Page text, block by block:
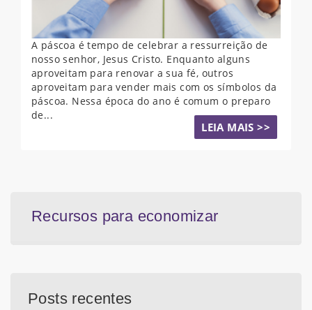
A páscoa é tempo de celebrar a ressurreição de
nosso senhor, Jesus Cristo. Enquanto alguns
aproveitam para renovar a sua fé, outros
aproveitam para vender mais com os símbolos da
páscoa. Nessa época do ano é comum o preparo
de...
LEIA MAIS >>
Recursos para economizar
Posts recentes